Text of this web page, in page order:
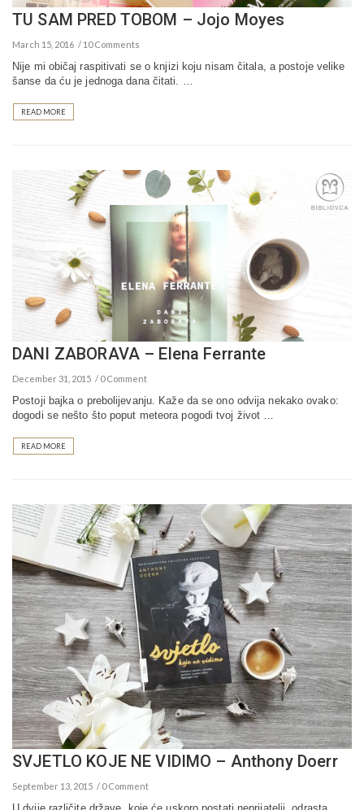
TU SAM PRED TOBOM – Jojo Moyes
March 15, 2016 10 Comments
Nije mi običaj raspitivati se o knjizi koju nisam čitala, a postoje velike
šanse da ću je jednoga dana čitati. …
READ MORE
DANI ZABORAVA – Elena Ferrante
December 31, 2015 0 Comment
Postoji bajka o prebolijevanju. Kaže da se ono odvija nekako ovako:
dogodi se nešto što poput meteora pogodi tvoj život …
READ MORE
SVJETLO KOJE NE VIDIMO – Anthony Doerr
September 13, 2015 0 Comment